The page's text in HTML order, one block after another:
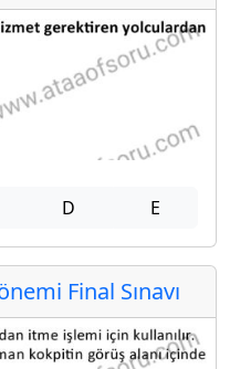
D E
Final Sınavı